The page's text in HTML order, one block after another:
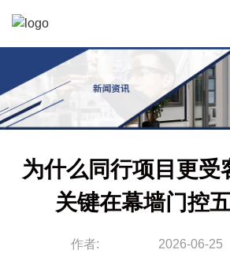
为什么同行项目更受
关键在幕墙门控
作者: 2026-06-25